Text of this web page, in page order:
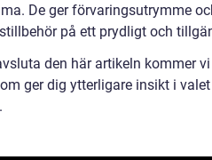
De ger förvaringsutrymme
på ett prydligt och
den här artikeln kommer
ger dig ytterligare insikt i